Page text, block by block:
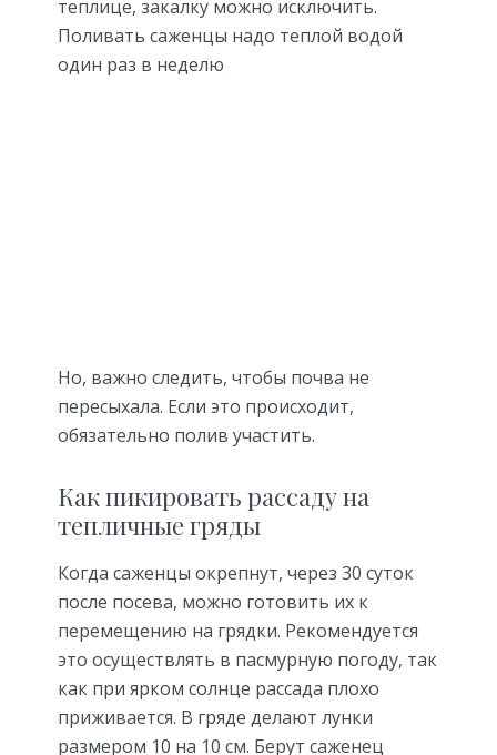
теплице, закалку можно исключить.
Поливать саженцы надо теплой водой
один раз в неделю
Но, важно следить, чтобы почва не
пересыхала. Если это происходит,
обязательно полив участить.
Как пикировать рассаду на
тепличные гряды
Когда саженцы окрепнут, через 30 суток
после посева, можно готовить их к
перемещению на грядки. Рекомендуется
это осуществлять в пасмурную погоду, так
как при ярком солнце рассада плохо
приживается. В гряде делают лунки
размером 10 на 10 см. Берут саженец